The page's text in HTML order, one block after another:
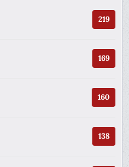
219
169
160
138